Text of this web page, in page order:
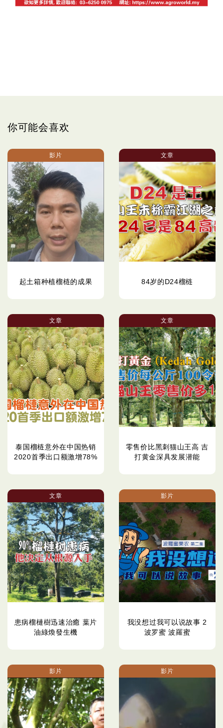
你可能会喜欢
影片
起土箱种植榴梿的成果
文章
84岁的D24榴梿
文章
泰国榴梿意外在中国热销
2020首季出口额激增78%
文章
零售价比黑刺猫山王高 吉
打黄金深具发展潜能
文章
患病榴槤樹迅速治癒 葉片
油綠煥發生機
影片
我没想过我可以说故事 2
波罗蜜 波羅蜜
影片 影片